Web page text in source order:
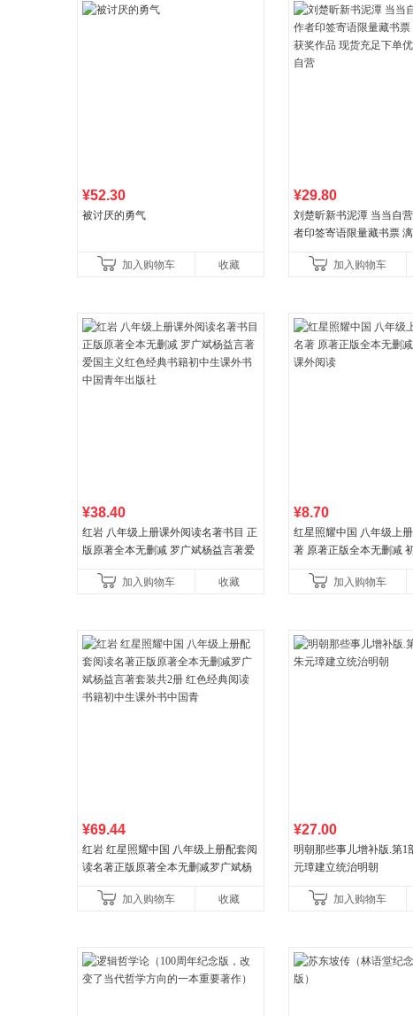
¥52.30
被讨厌的勇气
加入购物车 收藏
¥29.80
刘楚昕新书泥潭 当当自
者印签寄语限量藏书票
加入购物车
¥38.40
红岩 八年级上册课外阅读名著书目 正
版原著全本无删减 罗广斌杨益言著爱
国青年出版社加入购物车 收藏
¥8.70
红星照耀中国 八年级上
著 原著正版全本无删减
加入购物车
¥69.44
红岩 红星照耀中国 八年级上册配套阅
读名著正版原著全本无删减罗广斌杨
初中生课外书中国青
加入购物车 收藏
¥27.00
明朝那些事儿增补版.第1
元璋建立统治明朝
加入购物车